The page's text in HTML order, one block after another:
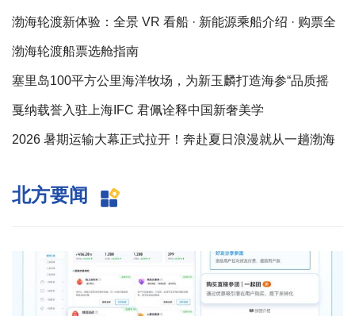
略
渤海轮渡新体验：全景 VR 看船 · 新能源乘船介绍 · 购票全
指
渤海轮渡船票选舱指南
塞里岛100平方公里海洋牧场，为新玉麟打造海参“品质摇
篮”
戛纳载誉入驻上海IFC 君佩诠释中国新奢美学
2026 暑期运输大幕正式拉开！奔赴夏日浪漫就从一趟渤海
北方要闻